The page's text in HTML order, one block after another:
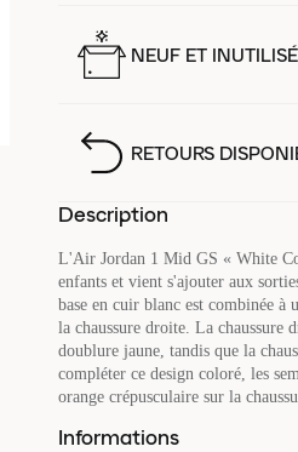
NEUF ET INUTILISÉ
RETOURS
Description
L'Air Jordan 1 Mid GS « White
enfants et vient s'ajouter aux
base en cuir blanc est combinée à
la chaussure droite. La chaussure
doublure jaune, tandis que la
compléter ce design coloré, les
orange crépusculaire sur la
Informations